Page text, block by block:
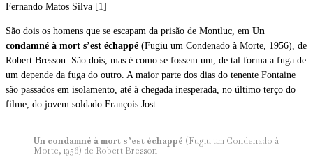
Fernando Matos Silva [1]
São dois os homens que se escapam da prisão de Montluc, em Un
condamné à mort s’est échappé (Fugiu um Condenado à Morte, 1956), de
Robert Bresson. São dois, mas é como se fossem um, de tal forma a fuga de
um depende da fuga do outro. A maior parte dos dias do tenente Fontaine
são passados em isolamento, até à chegada inesperada, no último terço do
filme, do jovem soldado François Jost.
Un condamné à mort s’est échappé (Fugiu um Condenado à
Morte, 1956) de Robert Bresson